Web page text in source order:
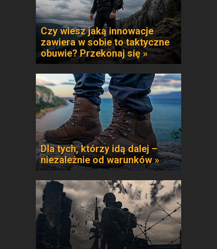
Czy wiesz jaką innowacje
zawiera w sobie to taktyczne
obuwie? Przekonaj się »
Dla tych, którzy idą dalej –
niezależnie od warunków »